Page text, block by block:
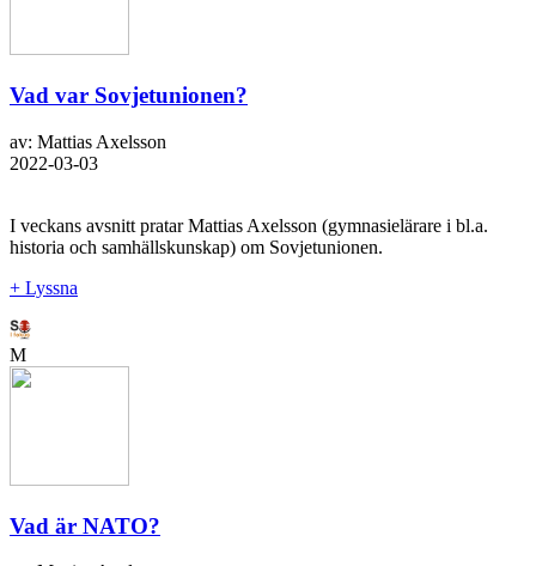
Vad var Sovjetunionen?
av: Mattias Axelsson
2022-03-03
I veckans avsnitt pratar Mattias Axelsson (gymnasielärare i bl.a.
historia och samhällskunskap) om Sovjetunionen.
+ Lyssna
M
Vad är NATO?